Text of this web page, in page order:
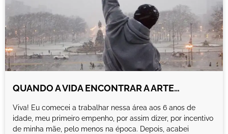
QUANDO A VIDA ENCONTRAR A ARTE…
Viva! Eu comecei a trabalhar nessa área aos 6 anos de
idade, meu primeiro empenho, por assim dizer, por incentivo
de minha mãe, pelo menos na época. Depois, acabei